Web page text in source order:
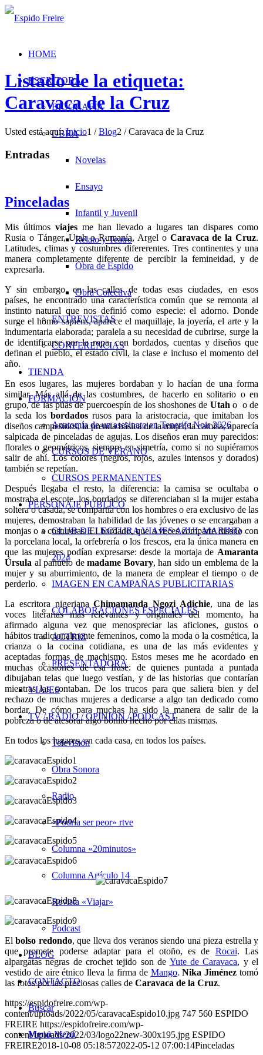
HOME
ESCRITORA
BIOGRAFÍA
OBRA
Novelas
Ensayo
Infantil y Juvenil
Relato y Teatro
Obra de Espido
Obra Colectiva
ENTREVISTAS
CONFERENCIAS
TIENDA
FORMACIÓN
Anatomía de un asesinato en Tenerife Noir 2026
CURSOS DE VERANO
CURSOS PERMANENTES
PERSONAJE PÚBLICO
CLUB DE LECTURA VIAJES AZUL MARINO
2024
IMAGEN EN CAMPAÑAS PUBLICITARIAS
COLABORACIONES ESPECIALES
ACTRIZ
PRESENTADORA
VIAJES
TV / RADIO / OPINIÓN / PODCAST
Televisión
Obra Sonora
Radio
«Podría ser peor» rtve
Columna «20minutos»
Columna Artículo 14
Revista «Viajar»
Podcast
BLOG
CONTACTO
Buscar
Menú Menú
Listado de la etiqueta:
Caravaca de la Cruz
Usted está aquí: Inicio1 / Blog2 / Caravaca de la Cruz
Entradas
Pinceladas
Mis últimos viajesme han llevado a lugares tan dispares como
Rusia o Tánger, Utah o Rumanía, Argel o Caravaca de la Cruz.
Latitudes, climas y costumbres difererentes. Tres continentes y una
manera completamente diferente de percibir la femineidad, y de
expresarla.
Y sin embargo, en las calles de todas esas ciudades, en esos
países, he encontrado una característica común que se remonta al
instinto natural que nos definió como especie: el adorno. Donde
surge el homo sapiens, aparece el maquillaje, la joyería, el arte y la
indumentaria elaborada; paralela a su necesidad de cubrirse, surge la
de identificarse por la ropa, con bordados, cuentas y diseños que
definan el pueblo, el estado civil, la clase e incluso el momento del
año.
En esos lugares, las mujeres bordaban y lo hacían de una forma
similar. Más allá de las costumbres, de hacerlo en solitario o en
grupo, de las púas de puercoespín de los shoshones de Utah o o de
la seda los bordados rusos para la aristocracia, que imitaban los
diseños campesinos, la prenda básica de la mujer, la camisa, aparecía
salpicada de pinceladas de agujas. Los diseños eran muy parecidos:
florales o geométricos, siempre en simetría, como si no supiéramos
salir de ahí. Los colores (negros, rojos, azules intensos y dorados)
también se repetían.
Después llegaba el resto, la diferencia: la camisa se ocultaba o
mostraba el escote, los bordados se diferenciaban si la mujer estaba
soltera o casada, se compartía con los hombres o era exclusivo de las
mujeres, demostraban la habilidad de las jóvenes o se encargaban a
monjas o a costureras. El bordado, que a veces comparte diseño con
la porcelana local, la orfebrería o los frescos, era la única manera en
que las mujeres podían expresarse: desde la mortaja de Amaranta
Úrsula al pañuelo demadame Bovary, han sido un emblema de la
mujer y su aburrimiento, de la manera de emplear el tiempo o de
perderlo.
La escritora nigerianaChimamanda Ngozi Adichie, una de las
voces literarias más relevantes y originales del momento, ha
afirmado alguna vez que menospreciar las aficiones, gustos o
hábitos tradicionalmente femeninos, como la moda o la cosmética, la
crianza o la cocina cotidiana, es una de las más evidentes y
aceptadas formas de machismo. Estos meses me he acordado en
muchas ocasiones de esa frase: de quienes puntada a puntada
dibujaban telas que luego vestían, y de las historias que contarían
mientras las contaban. De los trucos para que saliera bien y del
rechazo de muchas mujeres a dedicarse a algo tan dedicado como
bordar. De cómo para muchas ha sido la manera de salir de la
pobreza o de atesorar algo bonito hecho por ellas mismas.
En todos los lugares, en cada casa, en todos los países.
Elbolso redondo, que lleva dos veranos siendo una pieza estrella y
que promete poderse adaptar para el otoño, es de Rocai. Las
alpargatas negras de crochet tejido son de Yute de Caravaca, y el
vestido de aire étnico lleva la firma de Mango.Nika Jiménez tomó
las fotos por las preciosas calles de Caravaca de la Cruz.
https://espidofreire.com/wp-
content/uploads/2022/05/caravacaEspido10.jpg 747 560 ESPIDO
FREIRE https://espidofreire.com/wp-
content/uploads/2022/03/logo22new-300x195.jpg ESPIDO
FREIRE2018-10-08 05:18:572022-05-12 07:00:14Pinceladas